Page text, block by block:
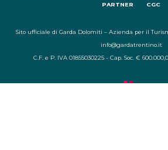
PARTNER CGC
Sito ufficiale di Garda Dolomiti – Azienda per il
info@gardatrentino.it
C.F. e P. IVA 01855030225 - Cap. Soc. €